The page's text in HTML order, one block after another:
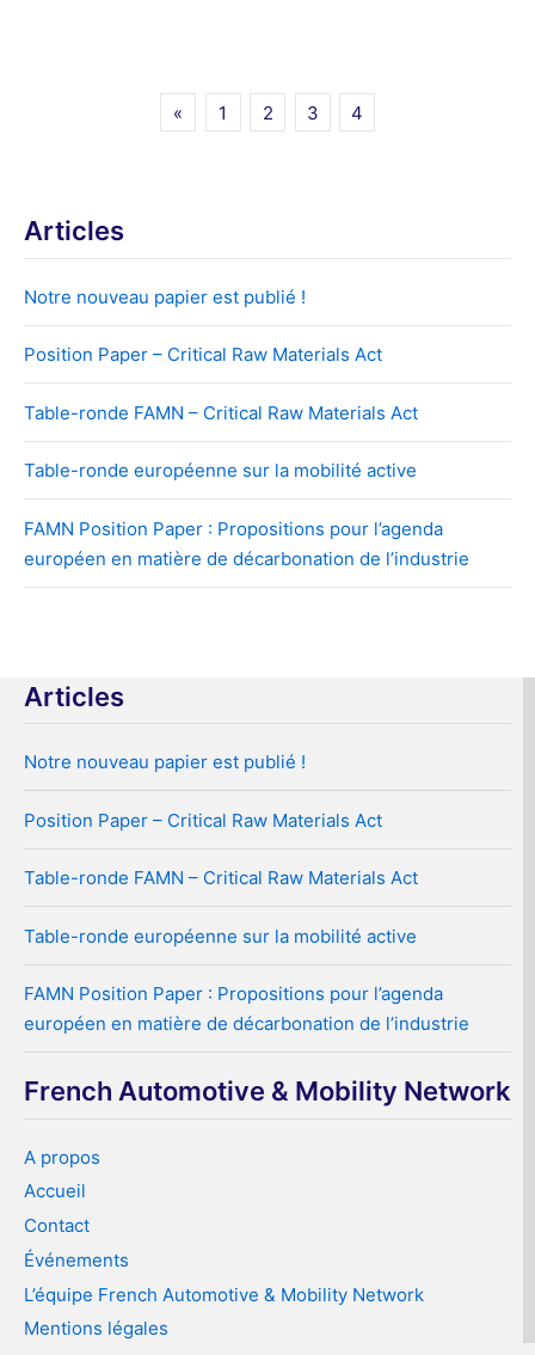
Pagination
« 1 2 3 4
Articles
Notre nouveau papier est publié !
Position Paper – Critical Raw Materials Act
Table-ronde FAMN – Critical Raw Materials Act
Table-ronde européenne sur la mobilité active
FAMN Position Paper : Propositions pour l’agenda
européen en matière de décarbonation de l’industrie
Articles
Notre nouveau papier est publié !
Position Paper – Critical Raw Materials Act
Table-ronde FAMN – Critical Raw Materials Act
Table-ronde européenne sur la mobilité active
FAMN Position Paper : Propositions pour l’agenda
européen en matière de décarbonation de l’industrie
French Automotive & Mobility Network
A propos
Accueil
Contact
Événements
L’équipe French Automotive & Mobility Network
Mentions légales